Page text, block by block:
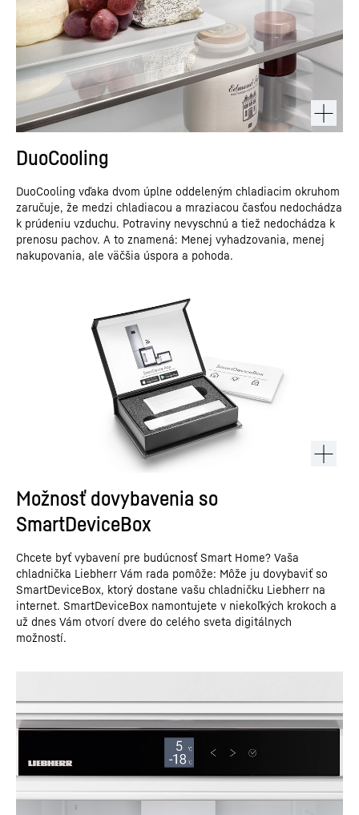
DuoCooling
DuoCooling vďaka dvom úplne oddeleným chladiacim okruhom
zaručuje, že medzi chladiacou a mraziacou časťou nedochádza
k prúdeniu vzduchu. Potraviny nevyschnú a tiež nedochádza k
prenosu pachov. A to znamená: Menej vyhadzovania, menej
nakupovania, ale väčšia úspora a pohoda.
Možnosť dovybavenia so
SmartDeviceBox
Chcete byť vybavení pre budúcnosť Smart Home? Vaša
chladnička Liebherr Vám rada pomôže: Môže ju dovybaviť so
SmartDeviceBox, ktorý dostane vašu chladničku Liebherr na
internet. SmartDeviceBox namontujete v niekoľkých krokoch a
už dnes Vám otvorí dvere do celého sveta digitálnych
možností.